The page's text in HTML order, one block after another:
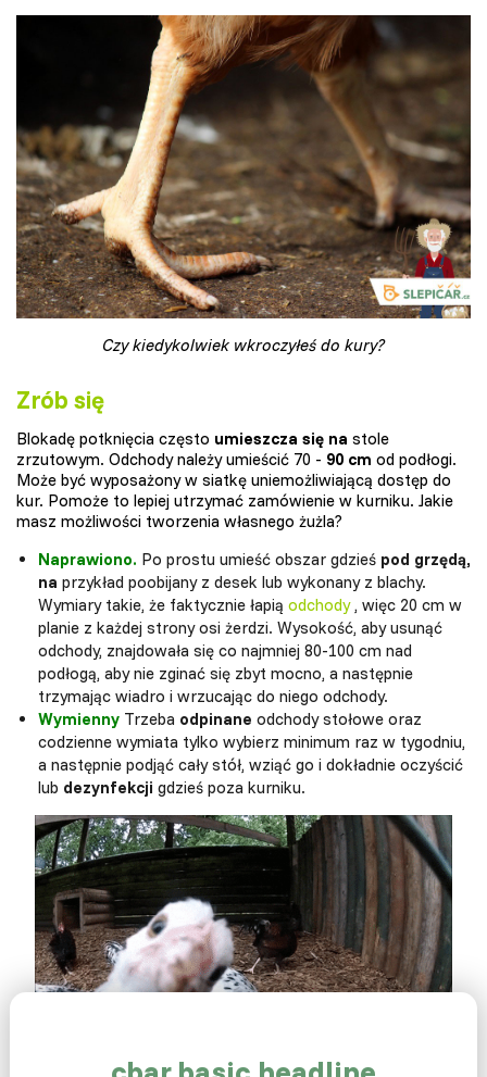
Czy kiedykolwiek wkroczyłeś do kury?
Zrób się
Blokadę potknięcia często umieszcza się na stole
zrzutowym. Odchody należy umieścić 70 - 90 cm od podłogi.
Może być wyposażony w siatkę uniemożliwiającą dostęp do
kur. Pomoże to lepiej utrzymać zamówienie w kurniku. Jakie
masz możliwości tworzenia własnego żużla?
Naprawiono. Po prostu umieść obszar gdzieś pod grzędą,
na przykład poobijany z desek lub wykonany z blachy.
Wymiary takie, że faktycznie łapią odchody, więc 20 cm w
planie z każdej strony osi żerdzi. Wysokość, aby usunąć
odchody, znajdowała się co najmniej 80-100 cm nad
podłogą, aby nie zginać się zbyt mocno, a następnie
trzymając wiadro i wrzucając do niego odchody.
Wymienny Trzeba odpinane odchody stołowe oraz
codzienne wymiata tylko wybierz minimum raz w tygodniu,
a następnie podjąć cały stół, wziąć go i dokładnie oczyścić
lub dezynfekcji gdzieś poza kurniku.